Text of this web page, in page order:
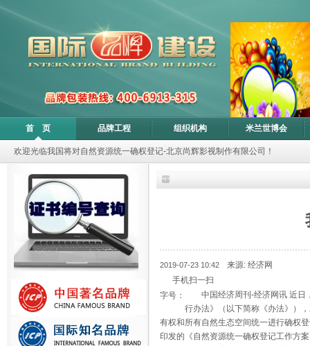
首 页 品牌工程 组织机构 米兰世博会
欢迎光临我国将对自然资源统一确权登记-北京尚辉影视制作有限公司！
2019-07-23 10:42
来源: 经济网
手机扫一扫
字号：
中国经济周刊-经济网讯 近日
行办法》（以下简称《办法》）
有权和所有自然生态空间统一进行确权
印发的《自然资源统一确权登记工作方